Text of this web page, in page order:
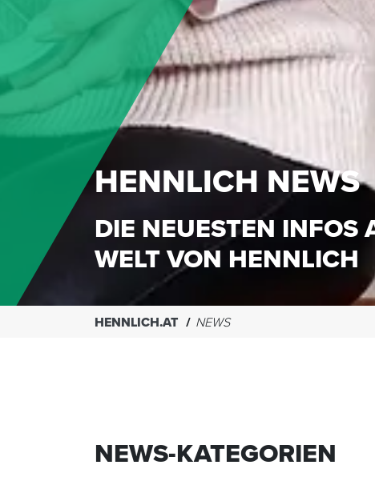
HENNLICH NEWS
DIE NEUESTEN INFOS
WELT VON HENNLICH
HENNLICH.AT NEWS
NEWS-KATEGORIEN